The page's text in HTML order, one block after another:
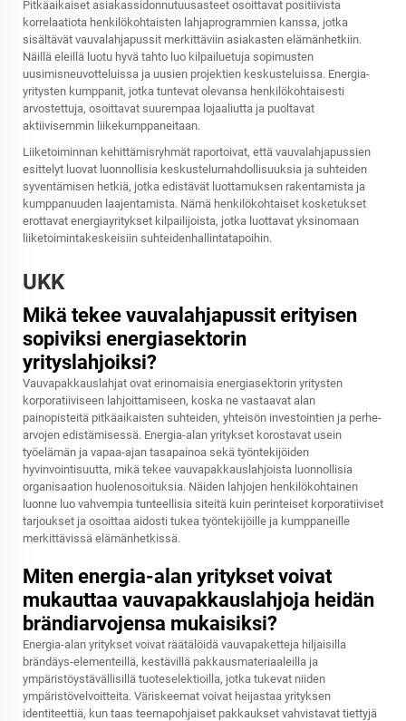
Pitkäaikaiset asiakassidonnutuusasteet osoittavat positiivista
korrelaatiota henkilökohtaisten lahjaprogrammien kanssa, jotka
sisältävät vauvalahjapussit merkittäviin asiakasten elämänhetkiin.
Näillä eleillä luotu hyvä tahto luo kilpailuetuja sopimusten
uusimisneuvotteluissa ja uusien projektien keskusteluissa. Energia-
yritysten kumppanit, jotka tuntevat olevansa henkilökohtaisesti
arvostettuja, osoittavat suurempaa lojaaliutta ja puoltavat
aktiivisemmin liikekumppaneitaan.
Liiketoiminnan kehittämisryhmät raportoivat, että vauvalahjapussien
esittelyt luovat luonnollisia keskustelumahdollisuuksia ja suhteiden
syventämisen hetkiä, jotka edistävät luottamuksen rakentamista ja
kumppanuuden laajentamista. Nämä henkilökohtaiset kosketukset
erottavat energiayritykset kilpailijoista, jotka luottavat yksinomaan
liiketoimintakeskeisiin suhteidenhallintatapoihin.
UKK
Mikä tekee vauvalahjapussit erityisen
sopiviksi energiasektorin
yrityslahjoiksi?
Vauvapakkauslahjat ovat erinomaisia energiasektorin yritysten
korporatiiviseen lahjoittamiseen, koska ne vastaavat alan
painopisteitä pitkäaikaisten suhteiden, yhteisön investointien ja perhe-
arvojen edistämisessä. Energia-alan yritykset korostavat usein
työelämän ja vapaa-ajan tasapainoa sekä työntekijöiden
hyvinvointisuutta, mikä tekee vauvapakkauslahjoista luonnollisia
organisaation huolenosoituksia. Näiden lahjojen henkilökohtainen
luonne luo vahvempia tunteellisia siteitä kuin perinteiset korporatiiviset
tarjoukset ja osoittaa aidosti tukea työntekijöille ja kumppaneille
merkittävissä elämänhetkissä.
Miten energia-alan yritykset voivat
mukauttaa vauvapakkauslahjoja heidän
brändiarvojensa mukaisiksi?
Energia-alan yritykset voivat räätälöidä vauvapaketteja hiljaisilla
brändäys-elementeillä, kestävillä pakkausmateriaaleilla ja
ympäristöystävällisillä tuoteselektioilla, jotka tukevat niiden
ympäristövelvoitteita. Väriskeemat voivat heijastaa yrityksen
identiteettiä, kun taas teemapohjaiset pakkaukset vahvistavat tiettyjä